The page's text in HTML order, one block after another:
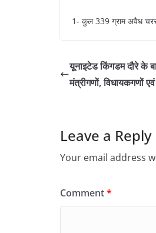
1- कुल 339 ग्राम अवैध
यूनाइटेड किंगडम दौरे के
मंत्रीगणों, विधायकगणों एवं
Leave a Reply
Your email address
Comment*